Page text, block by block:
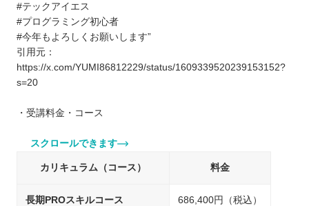
#テックアイエス
#プログラミング初心者
#今年もよろしくお願いします”
引用元：
https://x.com/YUMI86812229/status/1609339520239153152?
s=20
・受講料金・コース
スクロールできます
カリキュラム（コース） 料金
長期PROスキルコース 686,400円（税込）